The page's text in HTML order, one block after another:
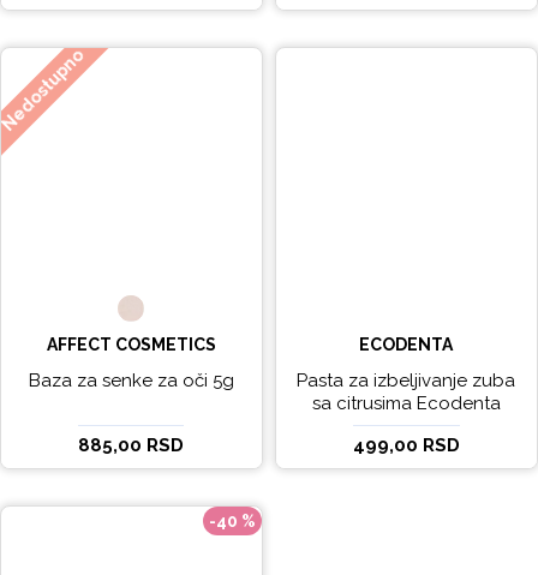
AFFECT COSMETICS
Baza za senke za oči 5g
885,00 RSD
ECODENTA
Pasta za izbeljivanje zuba
sa citrusima Ecodenta
EXPERT LINE EXCEPTIONAL
WHITENING 100ml
499,00 RSD
-40 %